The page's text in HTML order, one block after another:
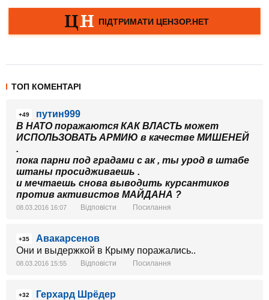
ТОП КОМЕНТАРІ
+49
путин999
В НАТО поражаются КАК ВЛАСТЬ может
ИСПОЛЬЗОВАТЬ АРМИЮ в качестве МИШЕНЕЙ
.
пока парни под градами с ак , ты урод в штабе
штаны просидживаешь .
и мечтаешь снова выводить курсантиков
против активистов МАЙДАНА ?
08.03.2016 16:07 Відповісти Посилання
+35
Авакарсенов
Они и выдержкой в Крыму поражались..
08.03.2016 15:55 Відповісти Посилання
+32
Герхард Шрёдер